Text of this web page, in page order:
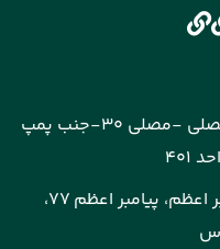
آدرس دفتر مرکزی: مشهد -بلوار مصلی -مصلی 30-جنب پمپ
آدرس کارخانه: مشهد، بزرگراه پیامبر اعظم، پیامبر اعظم 77،